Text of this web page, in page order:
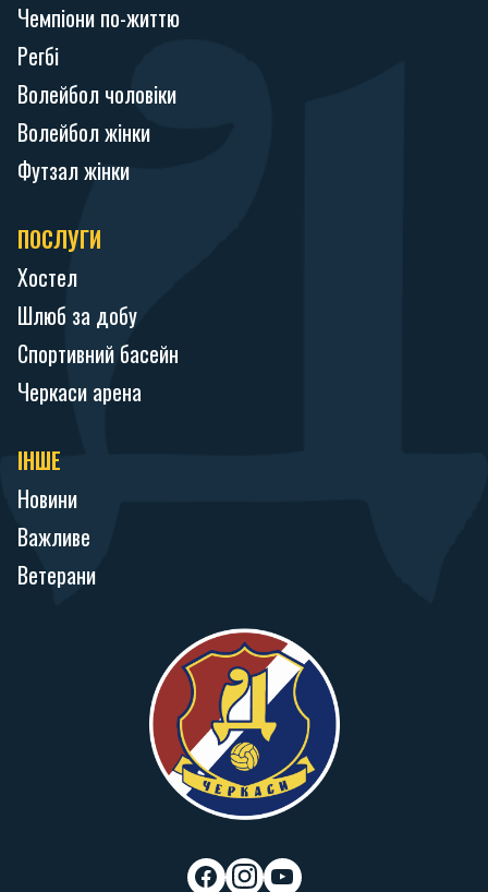
Чемпіони по-життю
Регбі
Волейбол чоловіки
Волейбол жінки
Футзал жінки
ПОСЛУГИ
Хостел
Шлюб за добу
Спортивний басейн
Черкаси арена
ІНШЕ
Новини
Важливе
Ветерани